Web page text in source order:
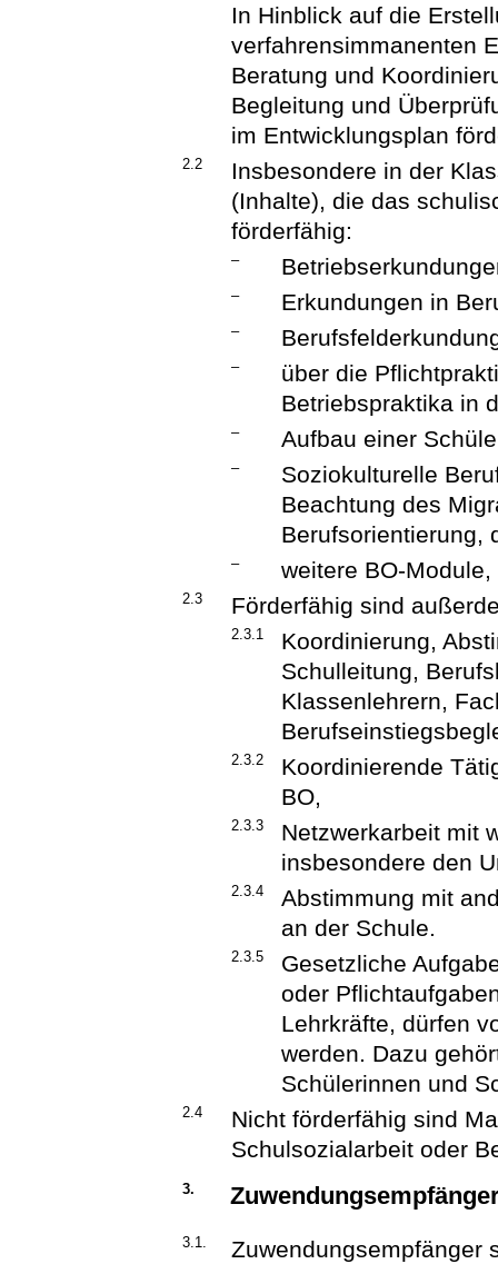
In Hinblick auf die
verfahrensimmanenten
Beratung und
Begleitung und
im Entwicklungsplan
2.2
Insbesondere in der
(Inhalte), die das
förderfähig:
–
– Erkundungen in
–
–
über die
Betriebspraktika in
– Aufbau einer
–
Soziokulturelle
Beachtung des
Berufsorientierung,
– weitere BO-
2.3 Förderfähig sind
2.3.1
Koordinierung,
Schulleitung,
Klassenlehrern,
2.3.2
Koordinierende
BO,
2.3.3
Netzwerkarbeit mit
insbesondere den
2.3.4
Abstimmung mit
an der Schule.
2.3.5
Gesetzliche
oder
Lehrkräfte, dürfen
werden. Dazu
Schülerinnen und
2.4
Nicht förderfähig sind
Schulsozialarbeit oder
3.
3.1.
Zuwendungsempfänger